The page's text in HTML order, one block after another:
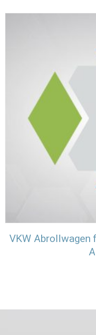
VKW Abrollwagen